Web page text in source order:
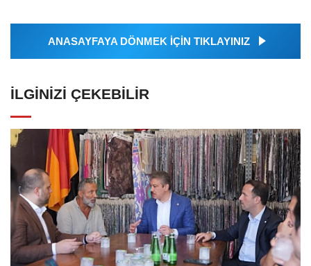
ANASAYFAYA DÖNMEK İÇİN TIKLAYINIZ
İLGINIZI ÇEKEBILIR